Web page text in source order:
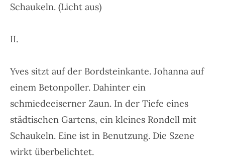
Schaukeln. (Licht aus)
II.
Yves sitzt auf der Bordsteinkante. Johanna auf
einem Betonpoller. Dahinter ein
schmiedeeiserner Zaun. In der Tiefe eines
städtischen Gartens, ein kleines Rondell mit
Schaukeln. Eine ist in Benutzung. Die Szene
wirkt überbelichtet.